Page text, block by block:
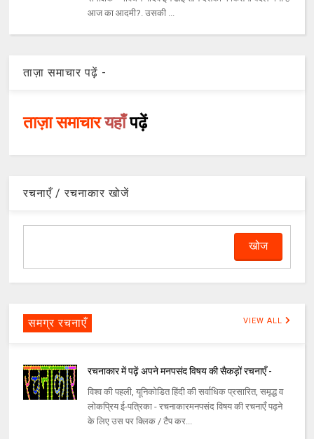
आज का आदमी?. उसकी ...
ताज़ा समाचार पढ़ें -
ताज़ा समाचारयहाँपढ़ें
रचनाएँ / रचनाकार खोजें
समग्र रचनाएँ VIEW ALL
रचनाकार में पढ़ें अपने मनपसंद विषय की सैकड़ों रचनाएँ -
विश्व की पहली, यूनिकोडित हिंदी की सर्वाधिक प्रसारित, समृद्ध व
लोकप्रिय ई-पत्रिका - रचनाकारमनपसंद विषय की रचनाएँ पढ़ने
के लिए उस पर क्लिक / टैप कर...